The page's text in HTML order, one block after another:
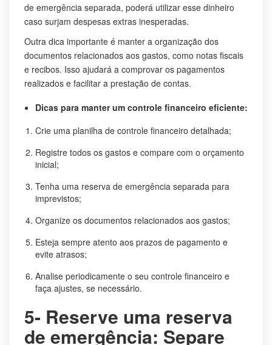
de emergência separada, poderá utilizar esse dinheiro
caso surjam despesas extras inesperadas.
Outra dica importante é manter a organização dos
documentos relacionados aos gastos, como notas fiscais
e recibos. Isso ajudará a comprovar os pagamentos
realizados e facilitar a prestação de contas.
Dicas para manter um controle financeiro eficiente:
Crie uma planilha de controle financeiro detalhada;
Registre todos os gastos e compare com o orçamento
inicial;
Tenha uma reserva de emergência separada para
imprevistos;
Organize os documentos relacionados aos gastos;
Esteja sempre atento aos prazos de pagamento e
evite atrasos;
Analise periodicamente o seu controle financeiro e
faça ajustes, se necessário.
5- Reserve uma reserva
de emergência: Separe